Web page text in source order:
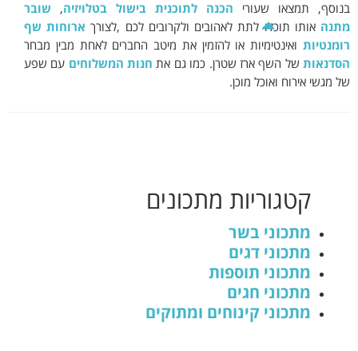
בנוסף, תמצאו שעורי הכנה לתוכנית בישול בטלויזיה, שובר
מתנה אותו תוכלו לתת לאהובים ולקרובים לכם ,לצורך ארוחות שף
רומנטיות ואינטימיות או להזמין את מיטב החברים לאחת מבין מבחר
הסדנאות של השף ארז שטרן. כמו גם את חנות המשלוחים עם שפע
של מגשי אירוח ואוכל מוכן.
קטגוריות מתכונים
מתכוני בשר
מתכוני דגים
מתכוני תוספות
מתכוני חגים
מתכוני קינוחים ומתוקים